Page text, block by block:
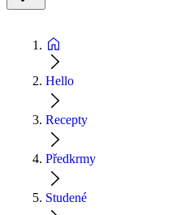
Hello
Recepty
Předkrmy
Studené